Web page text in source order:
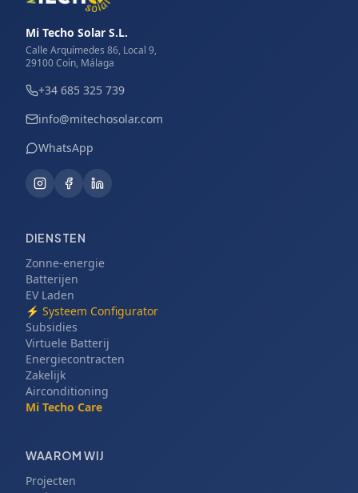
Mi Techo Solar S.L.
Calle Arquímedes 86, Local 9,
29100 Coín, Málaga
+34 685 325 739
info@mitechosolar.com
WhatsApp
DIENSTEN
Zonne-energie
Batterijen
EV Laden
⚡ Systeem Configurator
Subsidies
Virtuele Batterij
Energiecontracten
Zakelijk
Airconditioning
Mi Techo Care
WAAROM WIJ
Projecten